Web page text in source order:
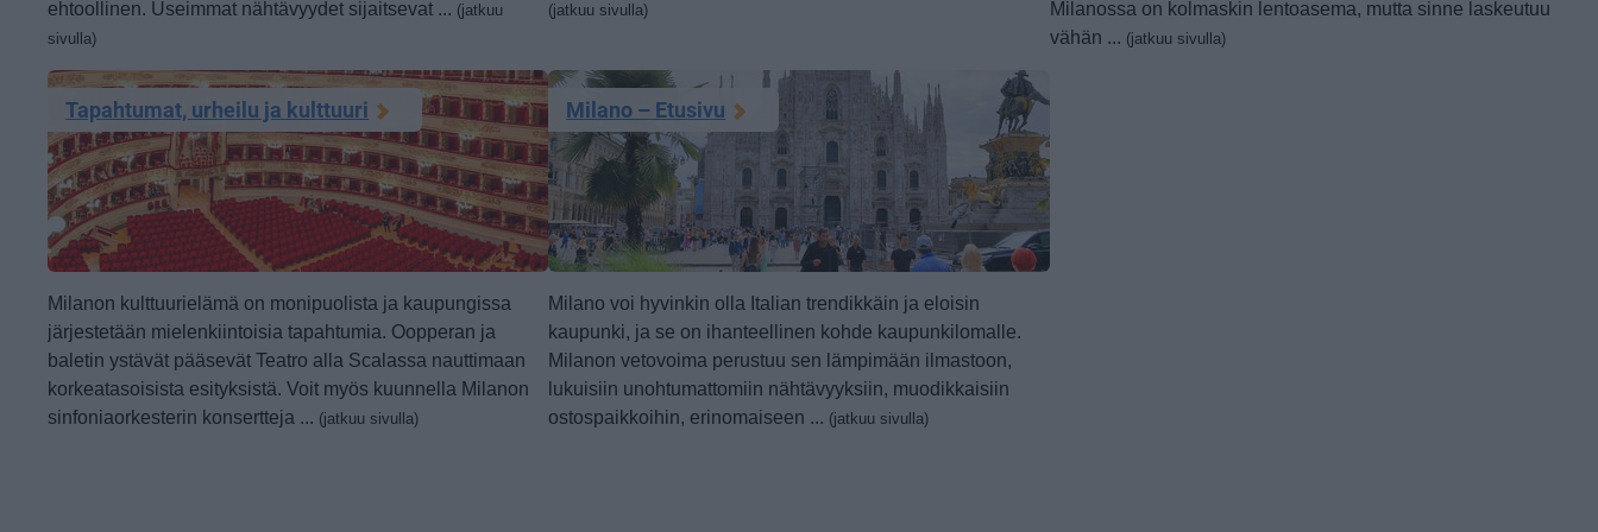
ehtoollinen. Useimmat nähtävyydet sijaitsevat ... (jatkuu
sivulla)
(jatkuu sivulla)
Milanossa on kolmaskin lentoasema, mutta sinne laskeutuu
vähän ... (jatkuu sivulla)
Tapahtumat, urheilu ja kulttuuri
Milanon kulttuurielämä on monipuolista ja kaupungissa
järjestetään mielenkiintoisia tapahtumia. Oopperan ja
baletin ystävät pääsevät Teatro alla Scalassa nauttimaan
korkeatasoisista esityksistä. Voit myös kuunnella Milanon
sinfoniaorkesterin konsertteja ... (jatkuu sivulla)
Milano – Etusivu
Milano voi hyvinkin olla Italian trendikkäin ja eloisin
kaupunki, ja se on ihanteellinen kohde kaupunkilomalle.
Milanon vetovoima perustuu sen lämpimään ilmastoon,
lukuisiin unohtumattomiin nähtävyyksiin, muodikkaisiin
ostospaikkoihin, erinomaiseen ... (jatkuu sivulla)